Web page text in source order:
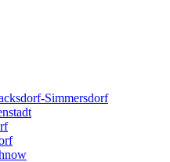
Simmersdorf